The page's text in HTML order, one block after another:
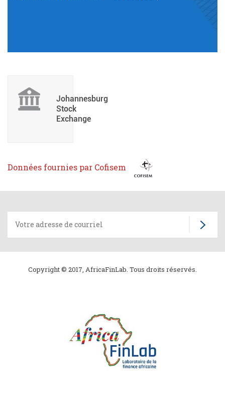
Johannesburg
Stock
Exchange
Données fournies par Cofisem
Copyright © 2017, AfricaFinLab. Tous droits réservés.